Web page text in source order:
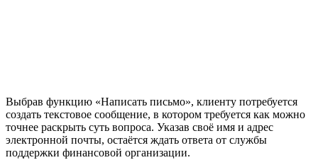
Выбрав функцию «Написать письмо», клиенту потребуется
создать текстовое сообщение, в котором требуется как можно
точнее раскрыть суть вопроса. Указав своё имя и адрес
электронной почты, остаётся ждать ответа от службы
поддержки финансовой организации.